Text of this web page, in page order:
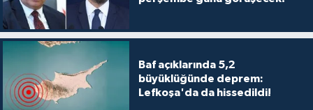
Baf açıklarında 5,2
büyüklüğünde deprem:
Lefkoşa'da da hissedildi!